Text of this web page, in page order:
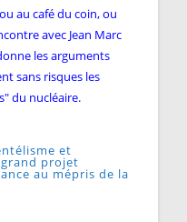
au café du coin, ou
avec Jean Marc
les arguments
sans risques les
du nucléaire.
et
projet
au mépris de la